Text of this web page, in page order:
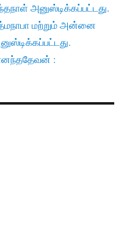
அனுஸ்டிக்கப்பட்டது.
மற்றும் அன்னை
: